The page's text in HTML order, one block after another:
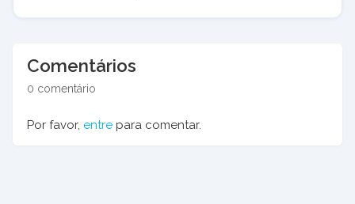
Comentários
0 comentário
Por favor, entre para comentar.